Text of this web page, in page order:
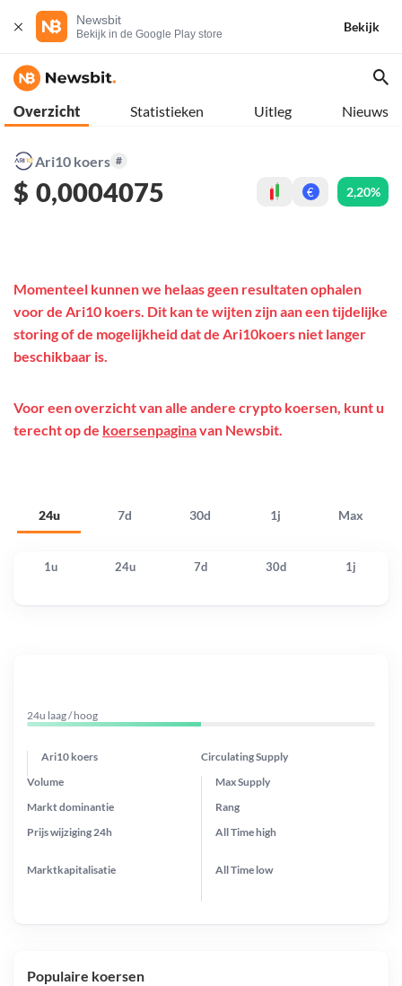
Newsbit
Bekijk in de Google Play store
Bekijk
Overzicht Statistieken Uitleg Nieuws
Ari10 koers #
$ 0,0004075 € 2,20%
24u 7d 30d 1j Max
Momenteel kunnen we helaas geen resultaten ophalen
voor de Ari10 koers. Dit kan te wijten zijn aan een tijdelijke
storing of de mogelijkheid dat de Ari10koers niet langer
beschikbaar is.
Voor een overzicht van alle andere crypto koersen, kunt u
terecht op de koersenpaginavan Newsbit.
1u 24u 7d 30d 1j
24u laag / hoog
Ari10 koers Circulating Supply
Prijs wijziging24h
Max Supply
Markt dominantie
Marktkapitalisatie
Volume
Rang
All Timehigh
All Time low
Populaire koersen